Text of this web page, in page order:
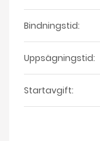
Bindningstid:
Uppsägningstid:
Startavgift: